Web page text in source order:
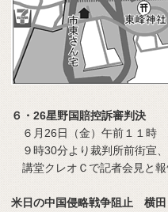
６・26星野国賠控訴審判決
６月26日（金）午前１１時
９時30分より裁判所前街宣
講堂クレオＣで記者会見と
米日の中国侵略戦争阻止 横田